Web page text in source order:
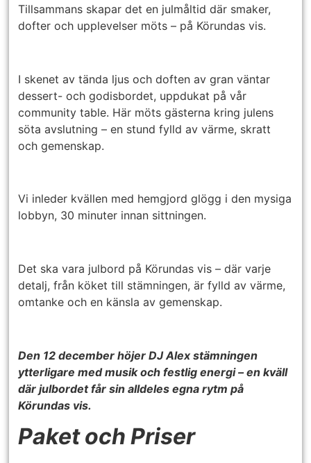
Tillsammans skapar det en julmåltid där smaker,
dofter och upplevelser möts – på Körundas vis.
I skenet av tända ljus och doften av gran väntar
dessert- och godisbordet, uppdukat på vår
community table. Här möts gästerna kring julens
söta avslutning – en stund fylld av värme, skratt
och gemenskap.
Vi inleder kvällen med hemgjord glögg i den mysiga
lobbyn, 30 minuter innan sittningen.
Det ska vara julbord på Körundas vis – där varje
detalj, från köket till stämningen, är fylld av värme,
omtanke och en känsla av gemenskap.
Den 12 december höjer DJ Alex stämningen
ytterligare med musik och festlig energi – en kväll
där julbordet får sin alldeles egna rytm på
Körundas vis.
Paket och Priser